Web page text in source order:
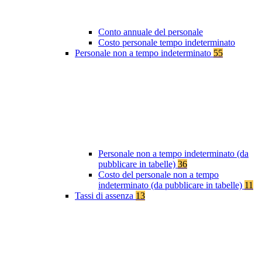
Conto annuale del personale
Costo personale tempo indeterminato
Personale non a tempo indeterminato 55
Personale non a tempo indeterminato (da
pubblicare in tabelle) 36
Costo del personale non a tempo
indeterminato (da pubblicare in tabelle) 11
Tassi di assenza 13